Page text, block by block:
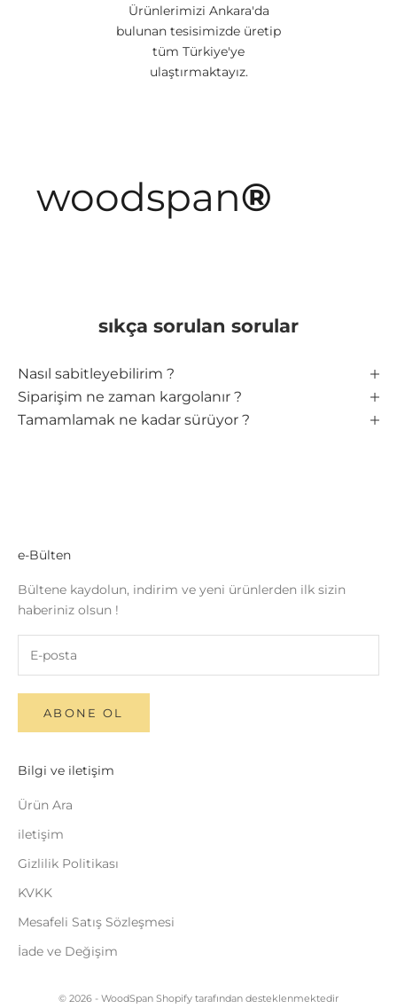
Ürünlerimizi Ankara'da
bulunan tesisimizde üretip
tüm Türkiye'ye
ulaştırmaktayız.
woodspan®
sıkça sorulan sorular
Nasıl sabitleyebilirim ?
Siparişim ne zaman kargolanır ?
Tamamlamak ne kadar sürüyor ?
e-Bülten
Bültene kaydolun, indirim ve yeni ürünlerden ilk sizin
haberiniz olsun !
ABONE OL
Bilgi ve iletişim
Ürün Ara
iletişim
Gizlilik Politikası
KVKK
Mesafeli Satış Sözleşmesi
İade ve Değişim
© 2026 - WoodSpan Shopify tarafından desteklenmektedir